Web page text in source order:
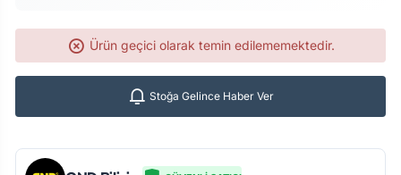
Ürün geçici olarak temin edilememektedir.
Stoğa Gelince Haber Ver